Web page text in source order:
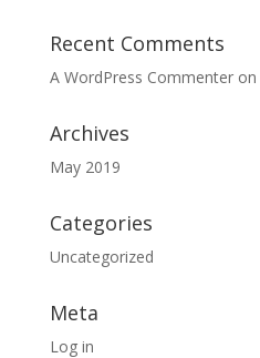
Recent Comments
A WordPress Commenteron
Archives
May 2019
Categories
Uncategorized
Meta
Log in